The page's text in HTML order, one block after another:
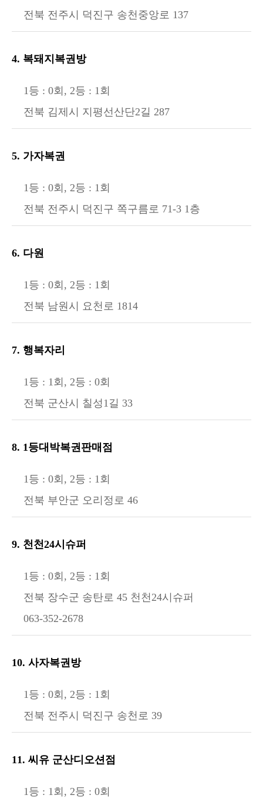
전북 전주시 덕진구 송천중앙로 137
4. 복돼지복권방
1등 : 0회, 2등 : 1회
전북 김제시 지평선산단2길 287
5. 가자복권
1등 : 0회, 2등 : 1회
전북 전주시 덕진구 쪽구름로 71-3 1층
6. 다원
1등 : 0회, 2등 : 1회
전북 남원시 요천로 1814
7. 행복자리
1등 : 1회, 2등 : 0회
전북 군산시 칠성1길 33
8. 1등대박복권판매점
1등 : 0회, 2등 : 1회
전북 부안군 오리정로 46
9. 천천24시슈퍼
1등 : 0회, 2등 : 1회
전북 장수군 송탄로 45 천천24시슈퍼
063-352-2678
10. 사자복권방
1등 : 0회, 2등 : 1회
전북 전주시 덕진구 송천로 39
11. 씨유 군산디오션점
1등 : 1회, 2등 : 0회